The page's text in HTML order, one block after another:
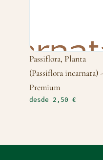
Passiflora, Planta
(Passiflora incarnata) -
Premium
desde 2,50 €